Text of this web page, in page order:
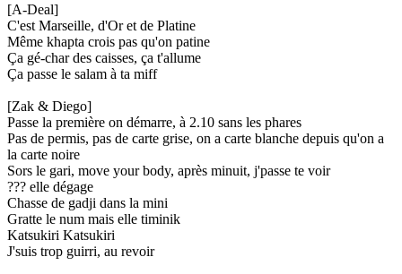
[A-Deal]
C'est Marseille, d'Or et de Platine
Même khapta crois pas qu'on patine
Ça gé-char des caisses, ça t'allume
Ça passe le salam à ta miff
[Zak & Diego]
Passe la première on démarre, à 2.10 sans les phares
Pas de permis, pas de carte grise, on a carte blanche depuis qu'on a
la carte noire
Sors le gari, move your body, après minuit, j'passe te voir
??? elle dégage
Chasse de gadji dans la mini
Gratte le num mais elle timinik
Katsukiri Katsukiri
J'suis trop guirri, au revoir